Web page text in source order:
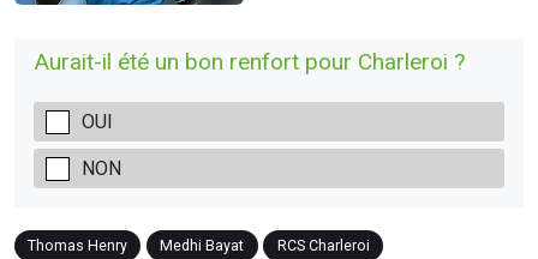
Aurait-il été un bon renfort pour Charleroi ?
OUI
NON
Thomas Henry Medhi Bayat RCS Charleroi